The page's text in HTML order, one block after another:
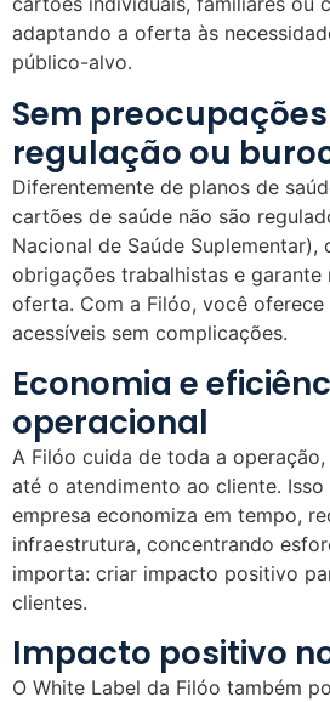
adaptando a oferta às
público-alvo.
Sem
regulação ou
Diferentemente de planos de
cartões de saúde não são
Nacional de Saúde Suplementar),
obrigações trabalhistas e
oferta. Com a Filóo, você
acessíveis sem complicações.
Economia e
operacional
A Filóo cuida de toda a
até o atendimento ao cliente.
empresa economiza em tempo,
infraestrutura, concentrando
importa: criar impacto positivo
clientes.
Impacto positivo no
O White Label da Filóo também